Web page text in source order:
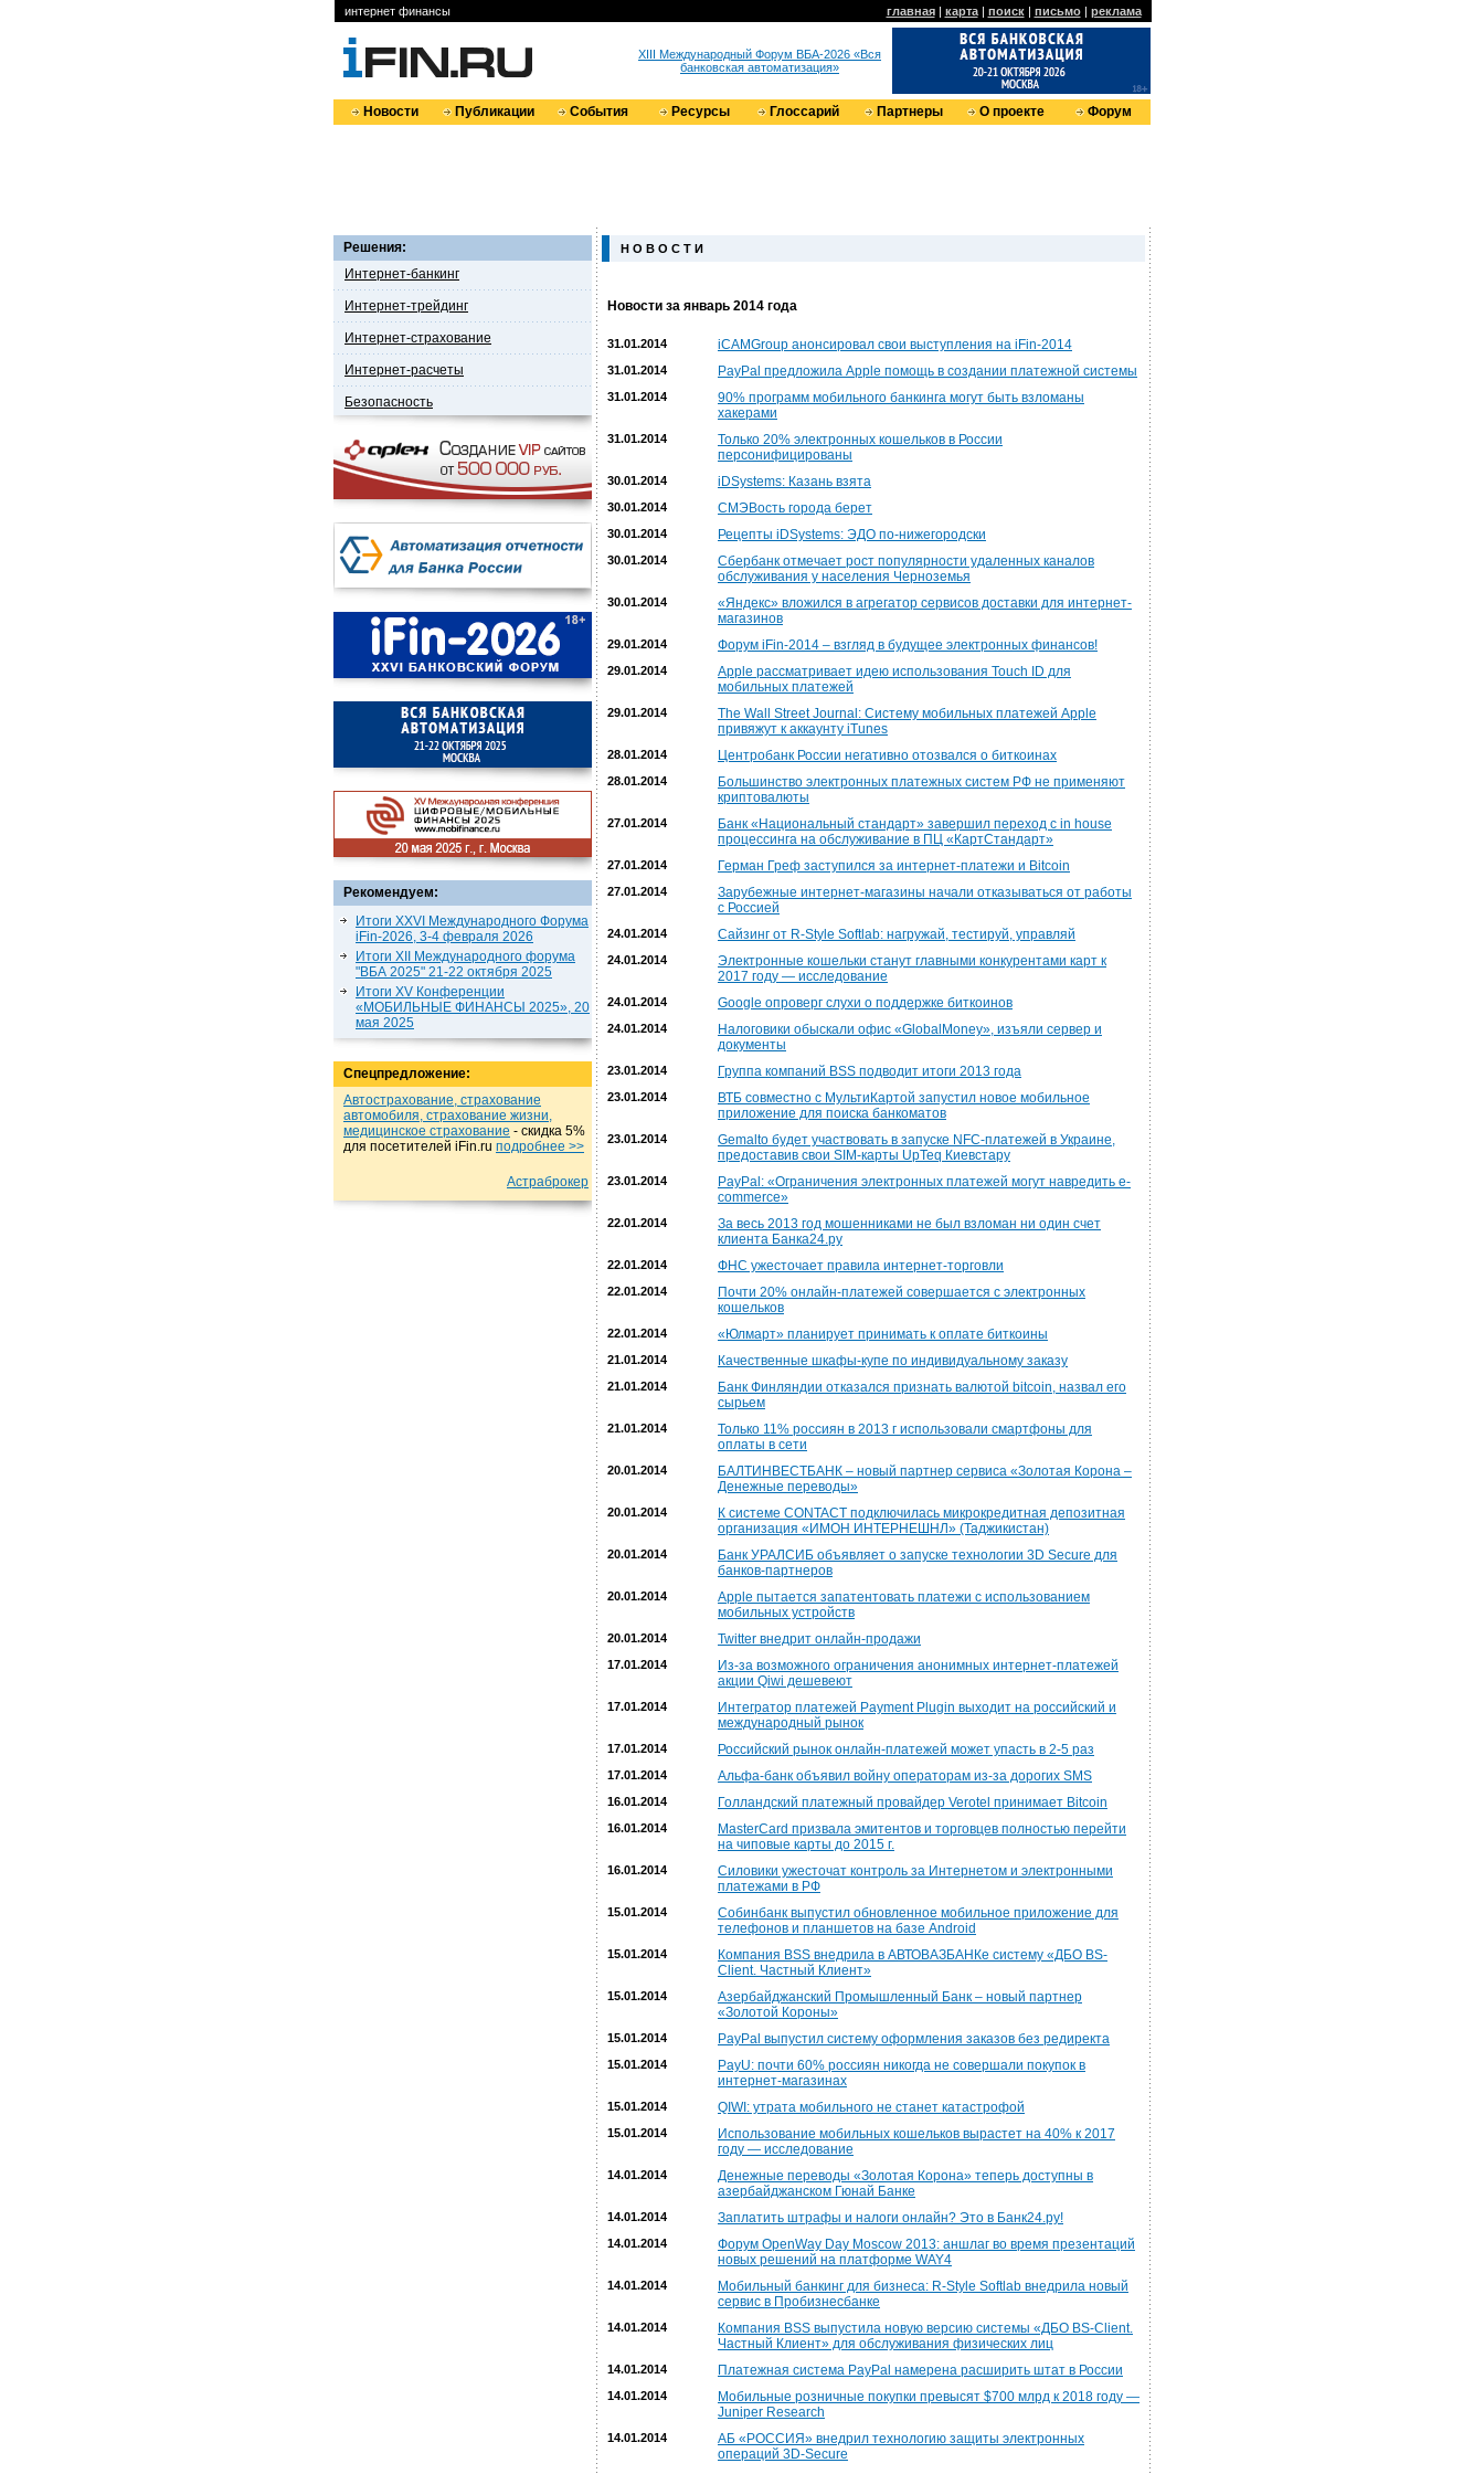
интернет финансы главная| карта| поиск| письмо| реклама
XIII Международный Форум ВБА-2026 «Вся
банковская автоматизация»
Новости Публикации События Ресурсы Глоссарий Партнеры О проекте Форум
Решения:
Интернет-банкинг
Интернет-трейдинг
Интернет-страхование
Интернет-расчеты
Безопасность
Рекомендуем:
Итоги XXVI Международного Форума
iFin-2026, 3-4 февраля 2026
Итоги XII Международного форума
"ВБА 2025" 21-22 октября 2025
Итоги XV Конференции
«МОБИЛЬНЫЕ ФИНАНСЫ 2025», 20
мая 2025
Спецпредложение:
Автострахование, страхование
автомобиля, страхование жизни,
медицинское страхование - cкидка 5%
для посетителей iFin.ru подробнеe >>
Астраброкер
Н О В О С Т И
Новости за январь 2014 года
31.01.2014 iCAMGroup анонсировал свои выступления на iFin-2014
31.01.2014 PayPal предложила Apple помощь в создании платежной системы
31.01.2014
90% программ мобильного банкинга могут быть взломаны
хакерами
31.01.2014
Только 20% электронных кошельков в России
персонифицированы
30.01.2014 iDSystems: Казань взята
30.01.2014 СМЭВость города берет
30.01.2014 Рецепты iDSystems: ЭДО по-нижегородски
30.01.2014
Сбербанк отмечает рост популярности удаленных каналов
обслуживания у населения Черноземья
30.01.2014
«Яндекс» вложился в агрегатор сервисов доставки для интернет-
магазинов
29.01.2014 Форум iFin-2014 – взгляд в будущее электронных финансов!
29.01.2014
Apple рассматривает идею использования Touch ID для
мобильных платежей
29.01.2014
The Wall Street Journal: Систему мобильных платежей Apple
привяжут к аккаунту iTunes
28.01.2014 Центробанк России негативно отозвался о биткоинах
28.01.2014
Большинство электронных платежных систем РФ не применяют
криптовалюты
27.01.2014
Банк «Национальный стандарт» завершил переход с in house
процессинга на обслуживание в ПЦ «КартСтандарт»
27.01.2014 Герман Греф заступился за интернет-платежи и Bitcoin
27.01.2014
Зарубежные интернет-магазины начали отказываться от работы
с Россией
24.01.2014 Сайзинг от R-Style Softlab: нагружай, тестируй, управляй
24.01.2014
Электронные кошельки станут главными конкурентами карт к
2017 году — исследование
24.01.2014 Google опроверг слухи о поддержке биткоинов
24.01.2014
Налоговики обыскали офис «GlobalMoney», изъяли сервер и
документы
23.01.2014 Группа компаний BSS подводит итоги 2013 года
23.01.2014
ВТБ совместно с МультиКартой запустил новое мобильное
приложение для поиска банкоматов
23.01.2014
Gemalto будет участвовать в запуске NFC-платежей в Украине,
предоставив свои SIM-карты UpTeq Киевстару
23.01.2014
PayPal: «Ограничения электронных платежей могут навредить e-
commerce»
22.01.2014
За весь 2013 год мошенниками не был взломан ни один счет
клиента Банка24.ру
22.01.2014 ФНС ужесточает правила интернет-торговли
22.01.2014
Почти 20% онлайн-платежей совершается с электронных
кошельков
22.01.2014 «Юлмарт» планирует принимать к оплате биткоины
21.01.2014 Качественные шкафы-купе по индивидуальному заказу
21.01.2014
Банк Финляндии отказался признать валютой bitcoin, назвал его
сырьем
21.01.2014
Только 11% россиян в 2013 г использовали смартфоны для
оплаты в сети
20.01.2014
БАЛТИНВЕСТБАНК – новый партнер сервиса «Золотая Корона –
Денежные переводы»
20.01.2014
К системе CONTACT подключилась микрокредитная депозитная
организация «ИМОН ИНТЕРНЕШНЛ» (Таджикистан)
20.01.2014
Банк УРАЛСИБ объявляет о запуске технологии 3D Secure для
банков-партнеров
20.01.2014
Apple пытается запатентовать платежи с использованием
мобильных устройств
20.01.2014 Twitter внедрит онлайн-продажи
17.01.2014
Из-за возможного ограничения анонимных интернет-платежей
акции Qiwi дешевеют
17.01.2014
Интегратор платежей Payment Plugin выходит на российский и
международный рынок
17.01.2014 Российский рынок онлайн-платежей может упасть в 2-5 раз
17.01.2014 Альфа-банк объявил войну операторам из-за дорогих SMS
16.01.2014 Голландский платежный провайдер Verotel принимает Bitcoin
16.01.2014
MasterCard призвала эмитентов и торговцев полностью перейти
на чиповые карты до 2015 г.
16.01.2014
Силовики ужесточат контроль за Интернетом и электронными
платежами в РФ
15.01.2014
Собинбанк выпустил обновленное мобильное приложение для
телефонов и планшетов на базе Android
15.01.2014
Компания BSS внедрила в АВТОВАЗБАНКе систему «ДБО BS-
Client. Частный Клиент»
15.01.2014
Азербайджанский Промышленный Банк – новый партнер
«Золотой Короны»
15.01.2014 PayPal выпустил систему оформления заказов без редиректа
15.01.2014
PayU: почти 60% россиян никогда не совершали покупок в
интернет-магазинах
15.01.2014 QIWI: утрата мобильного не станет катастрофой
15.01.2014
Использование мобильных кошельков вырастет на 40% к 2017
году — исследование
14.01.2014
Денежные переводы «Золотая Корона» теперь доступны в
азербайджанском Гюнай Банке
14.01.2014 Заплатить штрафы и налоги онлайн? Это в Банк24.ру!
14.01.2014
Форум OpenWay Day Moscow 2013: аншлаг во время презентаций
новых решений на платформе WAY4
14.01.2014
Мобильный банкинг для бизнеса: R-Style Softlab внедрила новый
сервис в Пробизнесбанке
14.01.2014
Компания BSS выпустила новую версию системы «ДБО BS-Client.
Частный Клиент» для обслуживания физических лиц
14.01.2014 Платежная система PayPal намерена расширить штат в России
14.01.2014
Мобильные розничные покупки превысят $700 млрд к 2018 году —
Juniper Research
14.01.2014
АБ «РОССИЯ» внедрил технологию защиты электронных
операций 3D-Secure